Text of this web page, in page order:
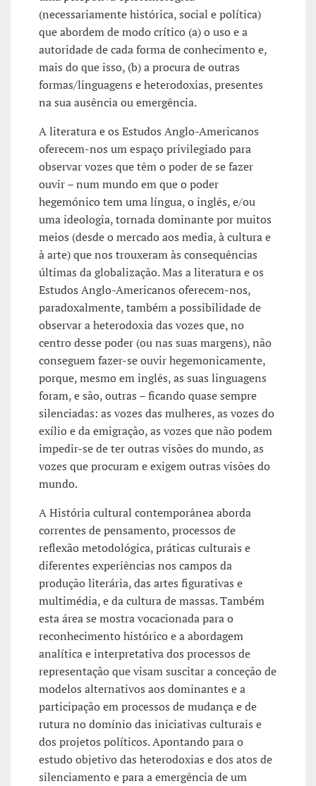
(necessariamente histórica, social e política)
que abordem de modo crítico (a) o uso e a
autoridade de cada forma de conhecimento e,
mais do que isso, (b) a procura de outras
formas/linguagens e heterodoxias, presentes
na sua ausência ou emergência.
A literatura e os Estudos Anglo-Americanos
oferecem-nos um espaço privilegiado para
observar vozes que têm o poder de se fazer
ouvir – num mundo em que o poder
hegemónico tem uma língua, o inglês, e/ou
uma ideologia, tornada dominante por muitos
meios (desde o mercado aos media, à cultura e
à arte) que nos trouxeram às consequências
últimas da globalização. Mas a literatura e os
Estudos Anglo-Americanos oferecem-nos,
paradoxalmente, também a possibilidade de
observar a heterodoxia das vozes que, no
centro desse poder (ou nas suas margens), não
conseguem fazer-se ouvir hegemonicamente,
porque, mesmo em inglês, as suas linguagens
foram, e são, outras – ficando quase sempre
silenciadas: as vozes das mulheres, as vozes do
exílio e da emigração, as vozes que não podem
impedir-se de ter outras visões do mundo, as
vozes que procuram e exigem outras visões do
mundo.
A História cultural contemporânea aborda
correntes de pensamento, processos de
reflexão metodológica, práticas culturais e
diferentes experiências nos campos da
produção literária, das artes figurativas e
multimédia, e da cultura de massas. Também
esta área se mostra vocacionada para o
reconhecimento histórico e a abordagem
analítica e interpretativa dos processos de
representação que visam suscitar a conceção de
modelos alternativos aos dominantes e a
participação em processos de mudança e de
rutura no domínio das iniciativas culturais e
dos projetos políticos. Apontando para o
estudo objetivo das heterodoxias e dos atos de
silenciamento e para a emergência de um